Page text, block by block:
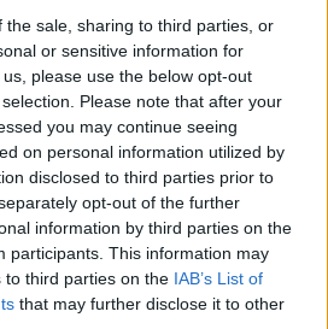
the sale, sharing to third parties, or
or sensitive information for
please use the below opt-out
Please note that after your
you may continue seeing
on personal information utilized by
disclosed to third parties prior to
opt-out of the further
information by third parties on the
participants. This information may
to third parties on the IAB’s List of
that may further disclose it to other
Δημοφιλή
διακινούσε ναρκωτικά στην
της Πανεπιστημιούπολης
Μαραθίτη και Βασιλειές